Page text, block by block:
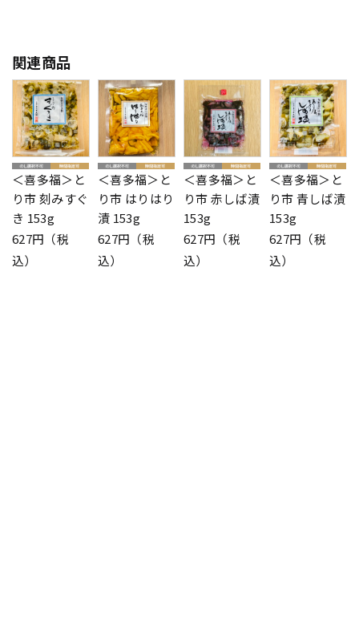
関連商品
＜喜多福＞と
り市 刻みすぐ
き 153g
627円（税
込）
＜喜多福＞と
り市 はりはり
漬 153g
627円（税
込）
＜喜多福＞と
り市 赤しば漬
153g
627円（税
込）
＜喜多福＞と
り市 青しば漬
153g
627円（税
込）